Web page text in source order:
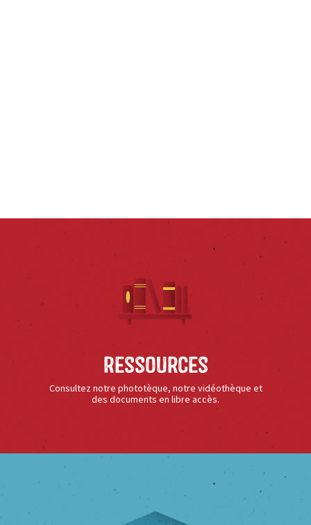
Ressources
Consultez notre phototèque, notre vidéothèque et
des documents en libre accès.